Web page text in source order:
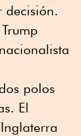
decisión.
polos
El